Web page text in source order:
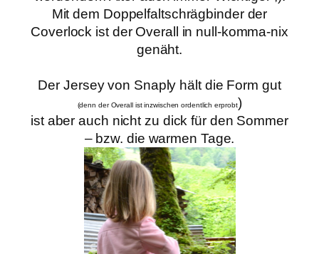
Mit dem Doppelfaltschrägbinder der
Coverlock ist der Overall in null-komma-nix
genäht.
Der Jersey von Snaply hält die Form gut
(denn der Overall ist inzwischen ordentlich erprobt)
ist aber auch nicht zu dick für den Sommer
– bzw. die warmen Tage.